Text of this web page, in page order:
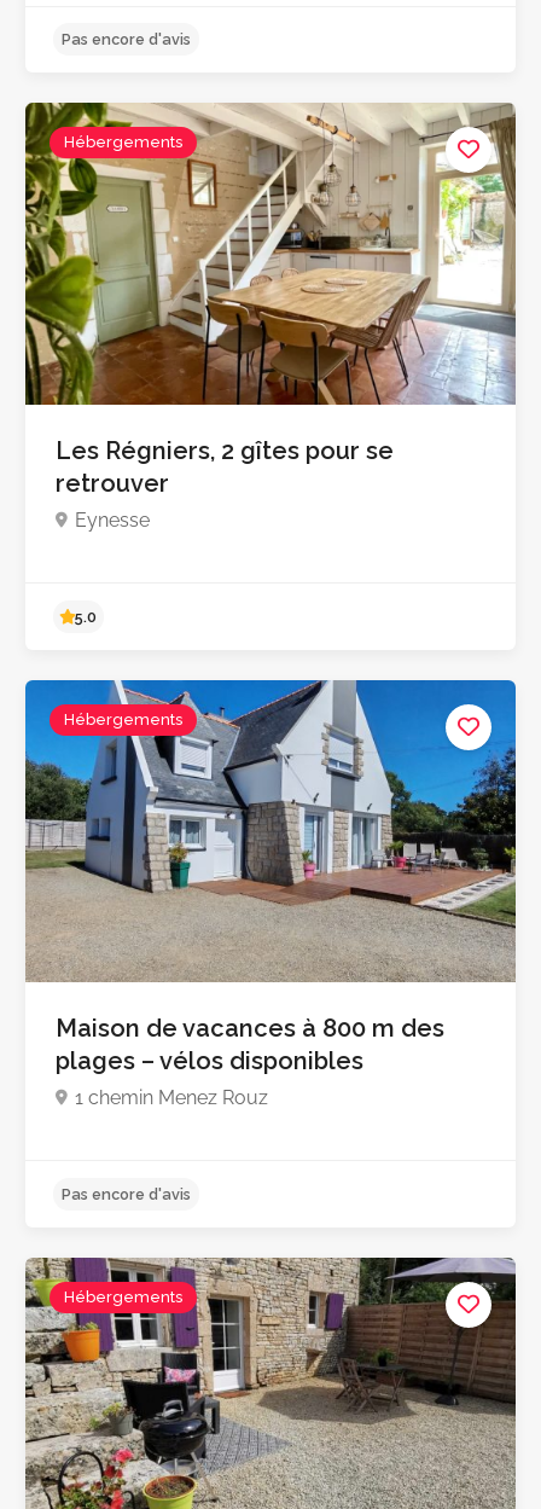
Pas encore d'avis
Hébergements
Les Régniers, 2 gîtes pour se
retrouver
Eynesse
Hébergements
Maison de vacances à 800 m des
plages – vélos disponibles
1 chemin Menez Rouz
Hébergements